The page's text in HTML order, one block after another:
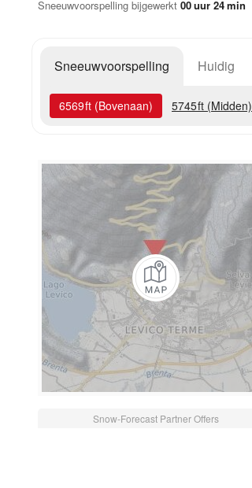
Sneeuwvoorspelling bijgewerkt 00uur 24min
Sneeuwvoorspelling Huidig
6569ft (Bovenaan) 5745ft (Midden)
Snow-Forecast Partner Offers